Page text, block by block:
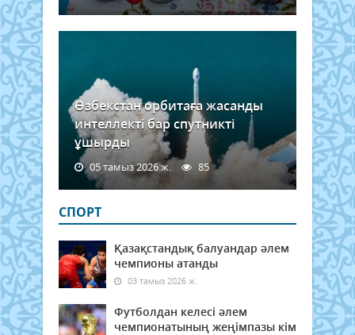
Өзбекстан орбитаға жасанды
интеллекті бар спутникті
ұшырды
05 тамыз 2026 ж. 85
СПОРТ
Қазақстандық балуандар әлем
чемпионы атанды
03 тамыз 2026 ж.
Футболдан келесі әлем
чемпионатының жеңімпазы кім